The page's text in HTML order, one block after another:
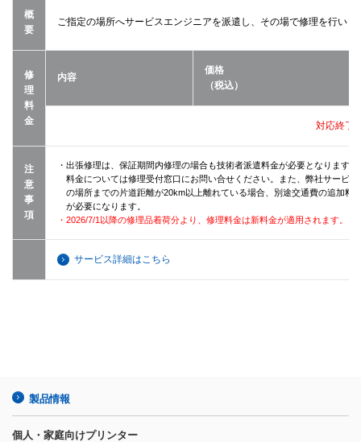
概
要
ご指定の場所へサービスエンジニアを派遣し、その場で修理を行いま
修
理
料
金
内容
価格
（税込）
対応終了
注
意
事
項
・出張修理は、保証期間内修理の場合も技術者派遣料金が必要となります
料金については修理受付窓口にお問い合せください。また、弊社サービ
の場所までの片道距離が20km以上離れている場合、別途交通費の追加
が必要になります。
・2026/7/1以降の修理品着荷分より、修理料金は新料金が適用されます。
サービス詳細はこちら
製品情報
個人・家庭向けプリンター